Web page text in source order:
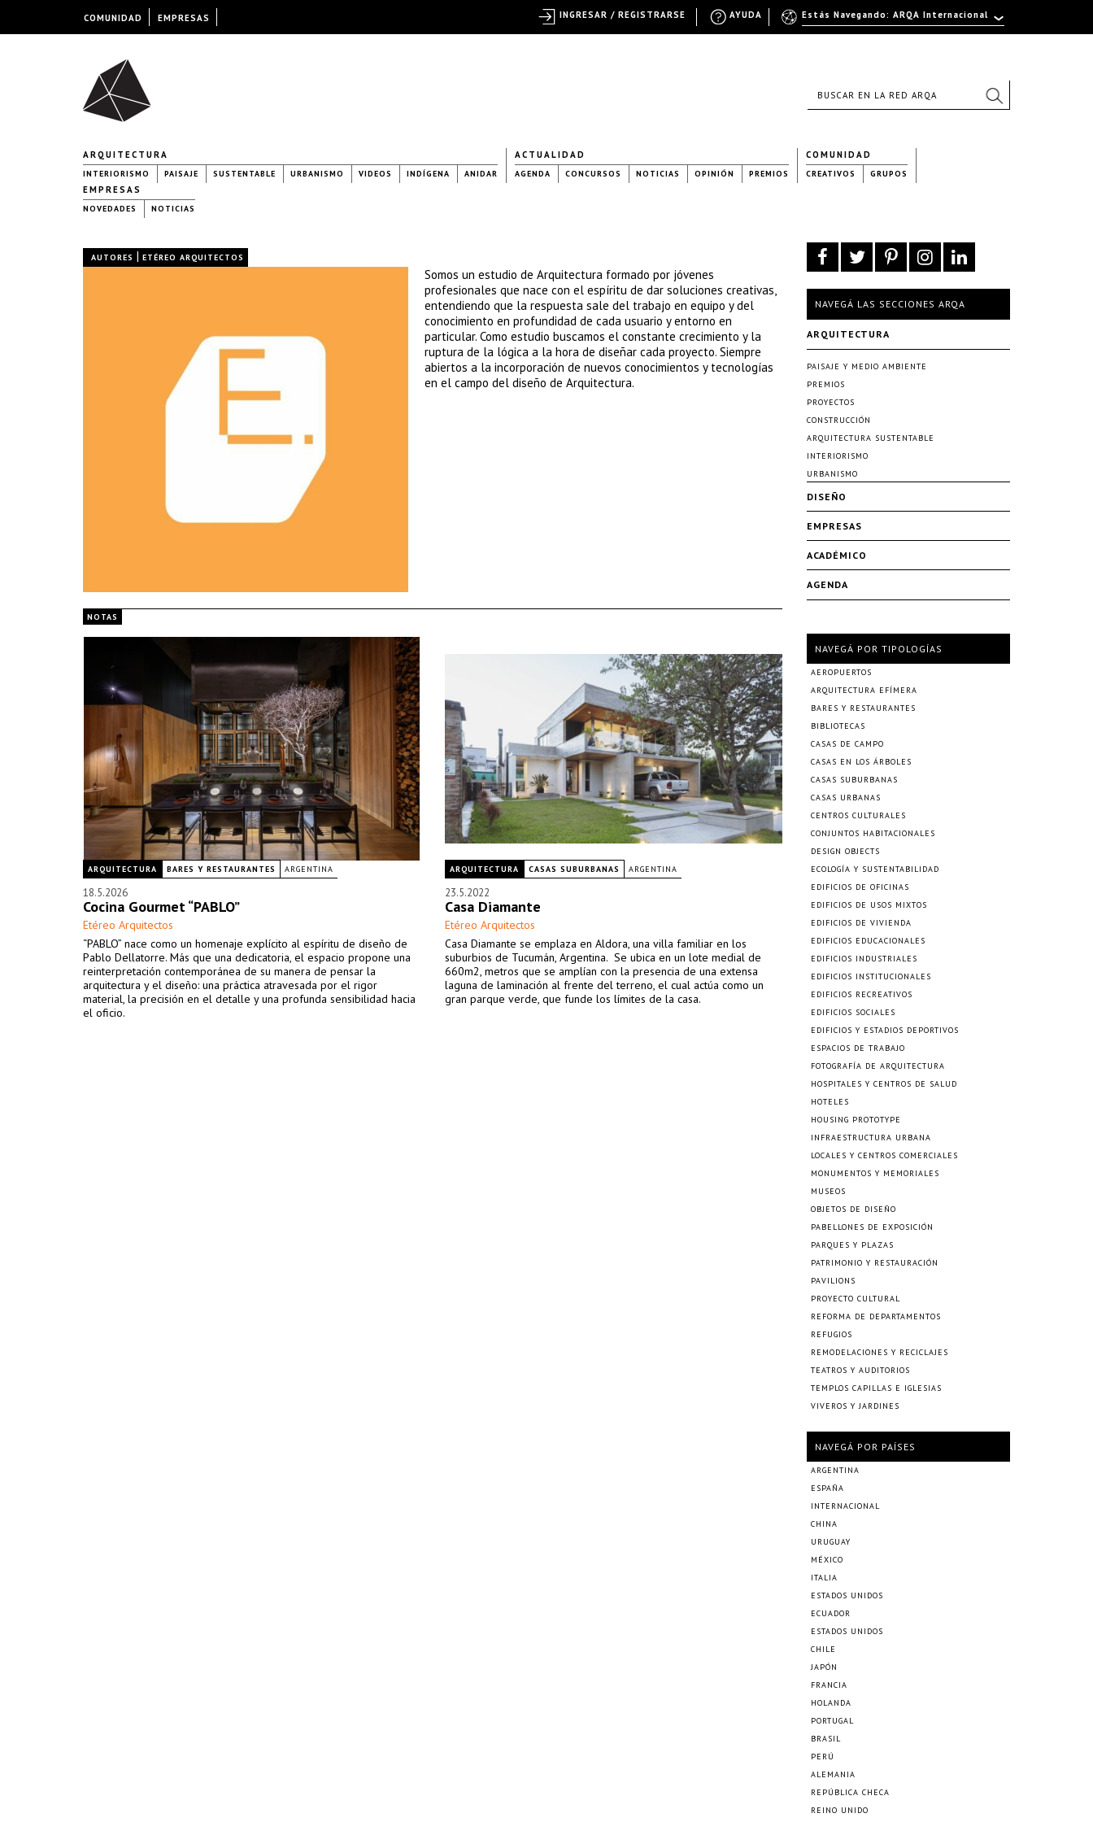
ARQUITECTURA
INTERIORISMO PAISAJE SUSTENTABLE URBANISMO VIDEOS INDÍGENA ANIDAR
ACTUALIDAD
AGENDA CONCURSOS NOTICIAS OPINIÓN PREMIOS
COMUNIDAD
CREATIVOS GRUPOS
EMPRESAS
NOVEDADES NOTICIAS
AUTORES | ETÉREO ARQUITECTOS
Somos un estudio de Arquitectura formado por jóvenes
profesionales que nace con el espíritu de dar soluciones creativas,
entendiendo que la respuesta sale del trabajo en equipo y del
conocimiento en profundidad de cada usuario y entorno en
particular. Como estudio buscamos el constante crecimiento y la
ruptura de la lógica a la hora de diseñar cada proyecto. Siempre
abiertos a la incorporación de nuevos conocimientos y tecnologías
en el campo del diseño de Arquitectura.
NOTAS
ARQUITECTURA BARES Y RESTAURANTES ARGENTINA
18.5.2026
Cocina Gourmet “PABLO”
Etéreo Arquitectos
“PABLO” nace como un homenaje explícito al espíritu de diseño de
Pablo Dellatorre. Más que una dedicatoria, el espacio propone una
reinterpretación contemporánea de su manera de pensar la
arquitectura y el diseño: una práctica atravesada por el rigor
material, la precisión en el detalle y una profunda sensibilidad hacia
el oficio.
ARQUITECTURA CASAS SUBURBANAS ARGENTINA
23.5.2022
Casa Diamante
Etéreo Arquitectos
Casa Diamante se emplaza en Aldora, una villa familiar en los
suburbios de Tucumán, Argentina. Se ubica en un lote medial de
660m2, metros que se amplían con la presencia de una extensa
laguna de laminación al frente del terreno, el cual actúa como un
gran parque verde, que funde los límites de la casa.
NAVEGÁ LAS SECCIONES ARQA
ARQUITECTURA
PAISAJE Y MEDIO AMBIENTE
PREMIOS
PROYECTOS
CONSTRUCCIÓN
ARQUITECTURA SUSTENTABLE
INTERIORISMO
URBANISMO
DISEÑO
EMPRESAS
ACADÉMICO
AGENDA
NAVEGÁ POR TIPOLOGÍAS
AEROPUERTOS
ARQUITECTURA EFÍMERA
BARES Y RESTAURANTES
BIBLIOTECAS
CASAS DE CAMPO
CASAS EN LOS ÁRBOLES
CASAS SUBURBANAS
CASAS URBANAS
CENTROS CULTURALES
CONJUNTOS HABITACIONALES
DESIGN OBJECTS
ECOLOGÍA Y SUSTENTABILIDAD
EDIFICIOS DE OFICINAS
EDIFICIOS DE USOS MIXTOS
EDIFICIOS DE VIVIENDA
EDIFICIOS EDUCACIONALES
EDIFICIOS INDUSTRIALES
EDIFICIOS INSTITUCIONALES
EDIFICIOS RECREATIVOS
EDIFICIOS SOCIALES
EDIFICIOS Y ESTADIOS DEPORTIVOS
ESPACIOS DE TRABAJO
FOTOGRAFÍA DE ARQUITECTURA
HOSPITALES Y CENTROS DE SALUD
HOTELES
HOUSING PROTOTYPE
INFRAESTRUCTURA URBANA
LOCALES Y CENTROS COMERCIALES
MONUMENTOS Y MEMORIALES
MUSEOS
OBJETOS DE DISEÑO
PABELLONES DE EXPOSICIÓN
PARQUES Y PLAZAS
PATRIMONIO Y RESTAURACIÓN
PAVILIONS
PROYECTO CULTURAL
REFORMA DE DEPARTAMENTOS
REFUGIOS
REMODELACIONES Y RECICLAJES
TEATROS Y AUDITORIOS
TEMPLOS CAPILLAS E IGLESIAS
VIVEROS Y JARDINES
NAVEGÁ POR PAÍSES
ARGENTINA
ESPAÑA
INTERNACIONAL
CHINA
URUGUAY
MÉXICO
ITALIA
ESTADOS UNIDOS
ECUADOR
ESTADOS UNIDOS
CHILE
JAPÓN
FRANCIA
HOLANDA
PORTUGAL
BRASIL
PERÚ
ALEMANIA
REPÚBLICA CHECA
REINO UNIDO
COMUNIDAD EMPRESAS Estás Navegando: ARQA Internacional
AYUDA
INGRESAR / REGISTRARSE